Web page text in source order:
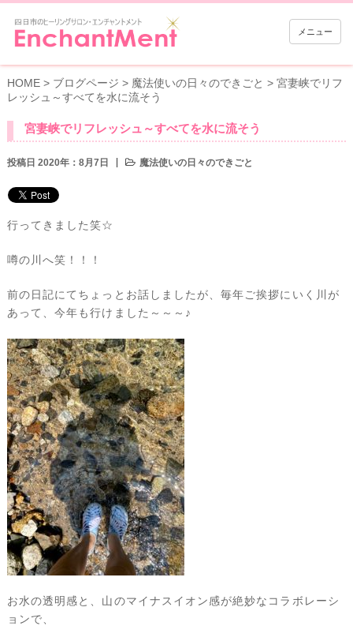
メニュー
HOME> ブログページ > 魔法使いの日々のできごと > 宮妻峡でリフ
レッシュ～すべてを水に流そう
宮妻峡でリフレッシュ～すべてを水に流そう
投稿日 2020年：8月7日 魔法使いの日々のできごと
行ってきました笑☆
噂の川へ笑！！！
前の日記にてちょっとお話しましたが、毎年ご挨拶にいく川が
あって、今年も行けました～～～♪
お水の透明感と、山のマイナスイオン感が絶妙なコラボレーシ
ョンで、